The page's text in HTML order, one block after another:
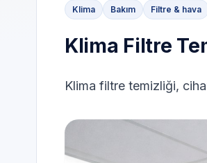
Klima Bakım Filtre & hava
Klima Filtre
Klima filtre temizliği,